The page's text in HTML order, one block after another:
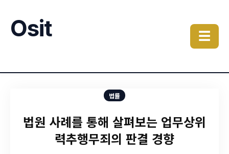
Osit ☰
법률
법원 사례를 통해 살펴보는 업무상위
력추행무죄의 판결 경향